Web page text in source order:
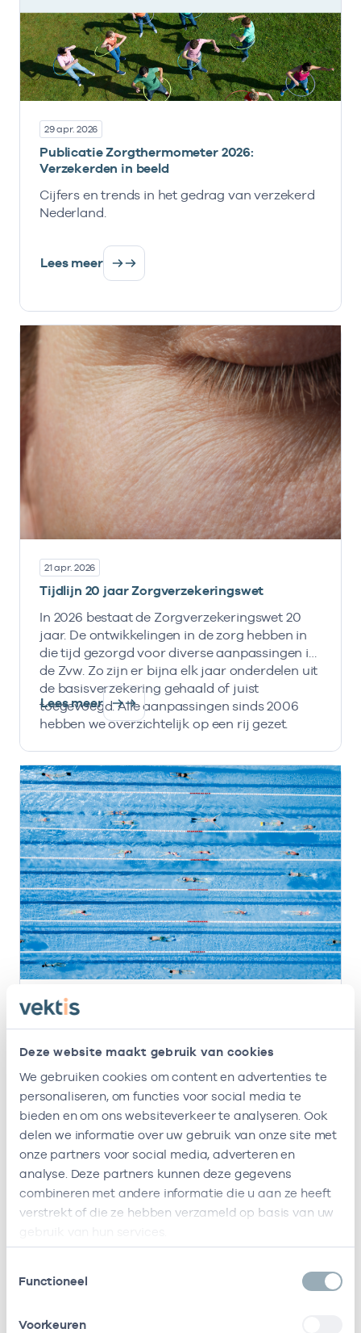
Deze website maakt gebruik van cookies
We gebruiken cookies om content en advertenties te
personaliseren, om functies voor social media te
bieden en om ons websiteverkeer te analyseren. Ook
delen we informatie over uw gebruik van onze site met
onze partners voor social media, adverteren en
analyse. Deze partners kunnen deze gegevens
combineren met andere informatie die u aan ze heeft
verstrekt of die ze hebben verzameld op basis van uw
Functioneel
Voorkeuren
29 apr. 2026
Publicatie Zorgthermometer 2026:
Verzekerden in beeld
Cijfers en trends in het gedrag van verzekerd
Nederland.
Lees meer
21 apr. 2026
Tijdlijn 20 jaar Zorgverzekeringswet
In 2026 bestaat de Zorgverzekeringswet 20
jaar. De ontwikkelingen in de zorg hebben in
die tijd gezorgd voor diverse aanpassingen in
de Zvw. Zo zijn er bijna elk jaar onderdelen uit
de basisverzekering gehaald of juist
toegevoegd. Alle aanpassingen sinds 2006
hebben we overzichtelijk op een rij gezet.
Lees meer
20 apr. 2026
Nieuwe versie Praktijkspiegel huisartsen live
Vektis heeft een nieuwe versie van de
Praktijkspiegel voor huisartsen live gezet. De
nieuwe Praktijkspiegel is gebruiksvriendelijker,
geeft sneller inzicht in zorgkosten en trends
over de jaren heen.
Lees meer